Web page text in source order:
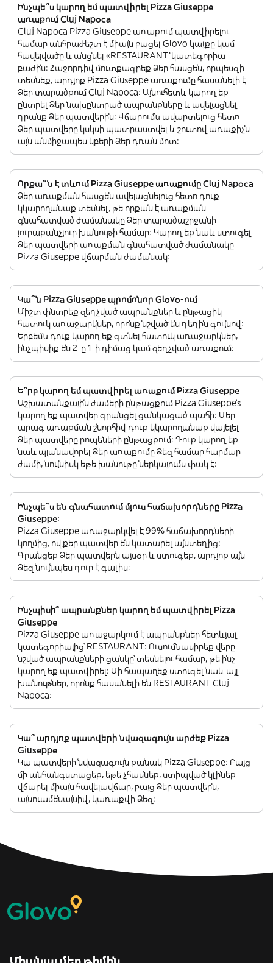
Ինչպե՞ս կարող եմ պատվիրել Pizza Giuseppe
առաքում Cluj Napoca
Cluj Napoca Pizza Giuseppe առաքում պատվիրելու
համար անհրաժեշտ է միայն բացել Glovo կայքը կամ
հավելվածը և անցնել «RESTAURANT”կատեգորիա
բաժին: Հաջորդիվ մուտքագրեք Ձեր հասցեն, որպեսզի
տեսնեք, արդյոք Pizza Giuseppe առաքումը հասանելի է
Ձեր տարածքում Cluj Napoca: Այնուհետև կարող եք
ընտրել Ձեր նախընտրած ապրանքները և ավելացնել
դրանք Ձեր պատվերին: Վճարումն ավարտելուց հետո
Ձեր պատվերը կսկսի պատրաստվել և շուտով առաքիչն
այն անմիջապես կբերի Ձեր դռան մոտ:
Որքա՞ն է տևում Pizza Giuseppe առաքումը Cluj Napoca
Ձեր առաքման հասցեն ավելացնելուց հետո դուք
կկարողանաք տեսնել, թե որքան է առաքման
գնահատված ժամանակը Ձեր տարածաշրջանի
յուրաքանչյուր խանութի համար: Կարող եք նաև ստուգել
Ձեր պատվերի առաքման գնահատված ժամանակը
Pizza Giuseppe վճարման ժամանակ:
Կա՞ն Pizza Giuseppe պրոմոնոր Glovo-ում
Միշտ փնտրեք զեղչված ապրանքներ և ընթացիկ
հատուկ առաջարկներ, որոնք նշված են դեղին գույնով:
Երբեմն դուք կարող եք գտնել հատուկ առաջարկներ,
ինչպիսիք են 2-ը 1-ի դիմաց կամ զեղչված առաքում:
Ե՞րբ կարող եմ պատվիրել առաքում Pizza Giuseppe
Աշխատանքային ժամերի ընթացքում Pizza Giuseppe’s
կարող եք պատվեր գրանցել ցանկացած պահի: Մեր
արագ առաքման շնորհիվ դուք կկարողանաք վայելել
Ձեր պատվերը րոպեների ընթացքում: Դուք կարող եք
նաև պլանավորել Ձեր առաքումը Ձեզ համար հարմար
ժամի, նույնիսկ եթե խանութը ներկայումս փակ է:
Ինչպե՞ս են գնահատում մյուս հաճախորդները Pizza
Giuseppe:
Pizza Giuseppe առաջարկվել է 99% հաճախորդների
կողմից, ովքեր պատվեր են կատարել այնտեղից:
Գրանցեք Ձեր պատվերն այսօր և ստուգեք, արդյոք այն
Ձեզ նույնպես դուր է գալիս:
Ինչպիսի՞ ապրանքներ կարող եմ պատվիրել Pizza
Giuseppe
Pizza Giuseppe առաջարկում է ապրանքներ հետևյալ
կատեգորիայից՝ RESTAURANT: Ուսումնասիրեք վերը
նշված ապրանքների ցանկը՝ տեսնելու համար, թե ինչ
կարող եք պատվիրել: Մի հապաղեք ստուգել նաև այլ
խանութներ, որոնք հասանելի են RESTAURANT Cluj
Napoca:
Կա՞ արդյոք պատվերի նվազագույն արժեք Pizza
Giuseppe
Կա պատվերի նվազագույն քանակ Pizza Giuseppe: Բայց
մի անհանգստացեք, եթե չհասնեք, ստիպված կլինեք
վճարել միայն հավելավճար, բայց Ձեր պատվերն,
այնուամենայնիվ, կառաքվի Ձեզ: